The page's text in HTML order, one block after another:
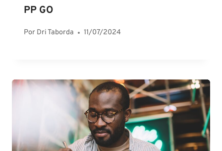
PP GO
Por Dri Taborda 11/07/2024